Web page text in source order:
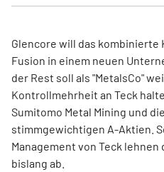
Glencore will das
Fusion in einem neuen
der Rest soll als "MetalsCo"
Kontrollmehrheit an Teck
Sumitomo Metal Mining und
stimmgewichtigen A-Aktien.
Management von Teck
bislang ab.